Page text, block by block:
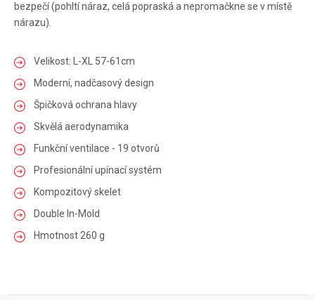
bezpečí (pohltí náraz, celá popraská a nepromačkne se v místě
nárazu).
Velikost: L-XL 57-61cm
Moderní, nadčasový design
Špičková ochrana hlavy
Skvělá aerodynamika
Funkční ventilace - 19 otvorů
Profesionální upínací systém
Kompozitový skelet
Double In-Mold
Hmotnost 260 g